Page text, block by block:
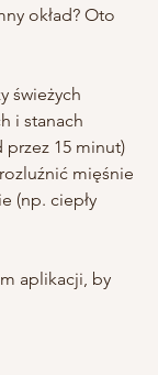
okład? Oto
świeżych
i stanach
przez 15 minut)
mięśnie
(np. ciepły
aplikacji, by